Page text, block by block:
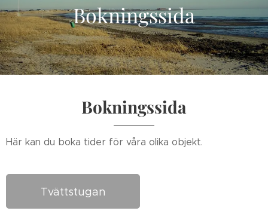
Bokningssida
Bokningssida
Här kan du boka tider för våra olika objekt.
Tvättstugan